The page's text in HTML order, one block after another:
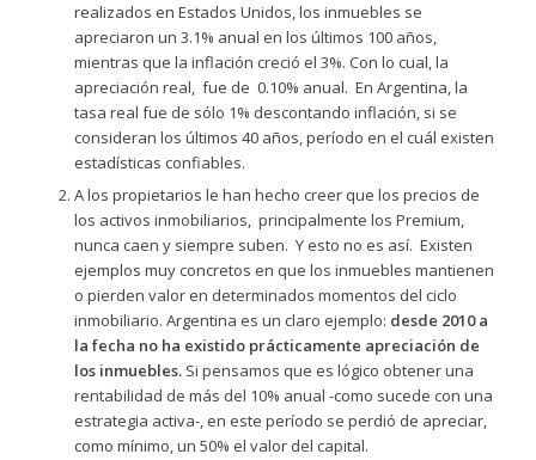
realizados en Estados Unidos, los inmuebles se
apreciaron un 3.1% anual en los últimos 100 años,
mientras que la inflación creció el 3%. Con lo cual, la
apreciación real, fue de 0.10% anual. En Argentina, la
tasa real fue de sólo 1% descontando inflación, si se
consideran los últimos 40 años, período en el cuál existen
estadísticas confiables.
A los propietarios le han hecho creer que los precios de
los activos inmobiliarios, principalmente los Premium,
nunca caen y siempre suben. Y esto no es así. Existen
ejemplos muy concretos en que los inmuebles mantienen
o pierden valor en determinados momentos del ciclo
inmobiliario. Argentina es un claro ejemplo: desde 2010 a
la fecha no ha existido prácticamente apreciación de
los inmuebles.Si pensamos que es lógico obtener una
rentabilidad de más del 10% anual -como sucede con una
estrategia activa-, en este período se perdió de apreciar,
como mínimo, un 50% el valor del capital.